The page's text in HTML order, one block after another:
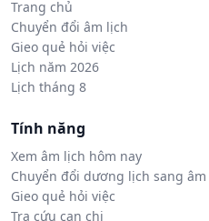
Trang chủ
Chuyển đổi âm lịch
Gieo quẻ hỏi việc
Lịch năm 2026
Lịch tháng 8
Tính năng
Xem âm lịch hôm nay
Chuyển đổi dương lịch sang
Gieo quẻ hỏi việc
Tra cứu can chi